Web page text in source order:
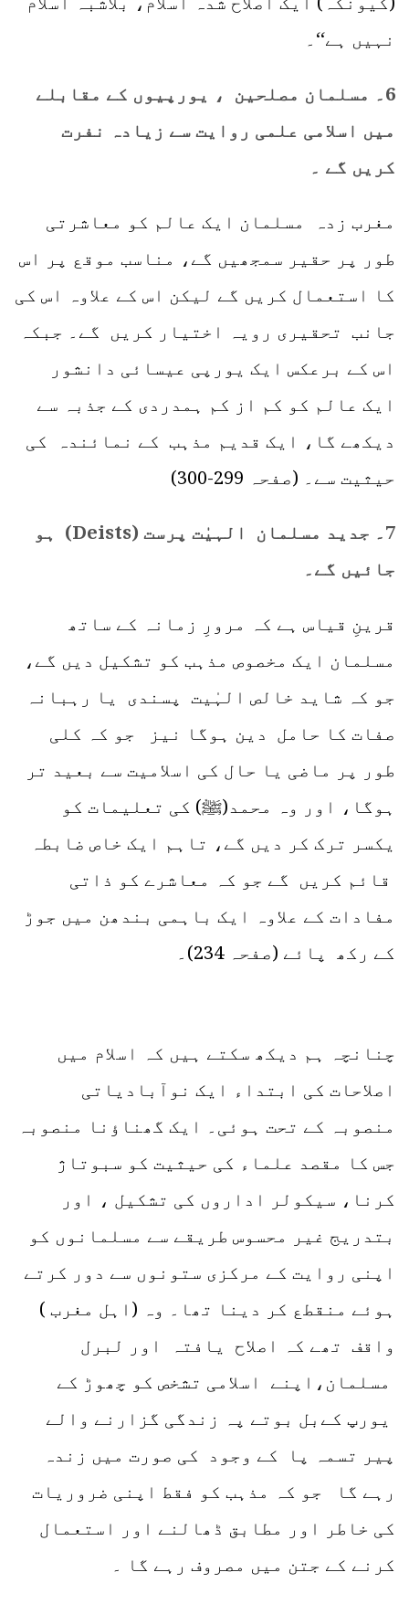
نہیں ہے‘‘۔
6۔ مسلمان مصلحین ، یورپیوں کے مقابلے
میں اسلامی علمی روایت سے زیادہ نفرت
کریں گے ۔
مغرب زدہ مسلمان ایک عالم کو معاشرتی
طور پر حقیر سمجھیں گے، مناسب موقع پر اس
کا استعمال کریں گے لیکن اس کے علاوہ اس کی
جانب تحقیری رویہ اختیار کریں گے۔ جبکہ
اس کے برعکس ایک یورپی عیسائی دانشور
ایک عالم کو کم از کم ہمدردی کے جذبہ سے
دیکھے گا، ایک قدیم مذہب کے نمائندہ کی
حیثیت سے۔ (صفحہ 299-300)
7۔ جدید مسلمان الہیٰت پرست (Deists) ہو
جائیں گے۔
قرینِ قیاس ہے کہ مرورِ زمانہ کے ساتھ
مسلمان ایک مخصوص مذہب کو تشکیل دیں گے،
جو کہ شاید خالص الہٰیت پسندی یا رہبانہ
صفات کا حامل دین ہوگا نیز جو کہ کلی
طور پر ماضی یا حال کی اسلامیت سے بعید تر
ہوگا، اور وہ محمد(ﷺ) کی تعلیمات کو
یکسر ترک کر دیں گے، تاہم ایک خاص ضابطہ
قائم کریں گے جو کہ معاشرے کو ذاتی
مفادات کے علاوہ ایک باہمی بندھن میں جوڑ
کے رکھ پائے (صفحہ 234)۔
چنانچہ ہم دیکھ سکتے ہیں کہ اسلام میں
اصلاحات کی ابتداء ایک نوآبادیاتی
منصوبہ کے تحت ہوئی۔ ایک گھناؤنا منصوبہ
جس کا مقصد علماء کی حیثیت کو سبوتاژ
کرنا، سیکولر اداروں کی تشکیل ، اور
بتدریج غیر محسوس طریقے سے مسلمانوں کو
اپنی روایت کے مرکزی ستونوں سے دور کرتے
ہوئے منقطع کر دینا تھا۔ وہ (اہل مغرب )
واقف تھے کہ اصلاح یافتہ اور لبرل
مسلمان،اپنے اسلامی تشخص کو چھوڑ کے
یورپ کےبل بوتے پہ زندگی گزارنے والے
پیر تسمہ پا کے وجود کی صورت میں زندہ
رہے گا جو کہ مذہب کو فقط اپنی ضروریات
کی خاطر اور مطابق ڈھالنے اور استعمال
کرنے کے جتن میں مصروف رہے گا ۔